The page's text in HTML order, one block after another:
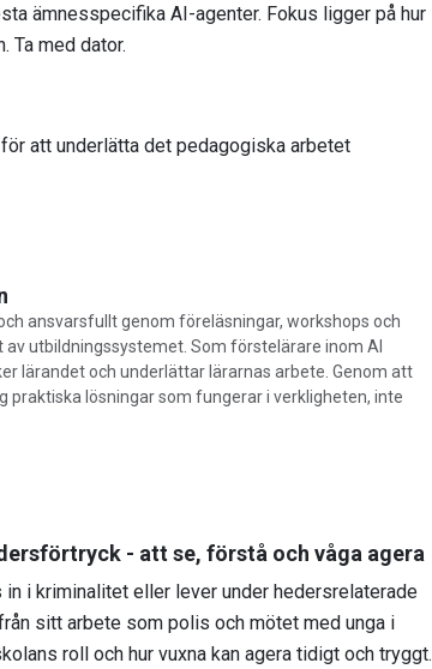
ämnesspecifika AI-agenter. Fokus ligger på hur
Ta med dator.
att underlätta det pedagogiska arbetet
ansvarsfullt genom föreläsningar, workshops och
utbildningssystemet. Som förstelärare inom AI
lärandet och underlättar lärarnas arbete. Genom att
lösningar som fungerar i verkligheten, inte
- att se, förstå och våga agera
i kriminalitet eller lever under hedersrelaterade
sitt arbete som polis och mötet med unga i
roll och hur vuxna kan agera tidigt och tryggt.